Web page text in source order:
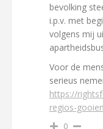
bevolking
i.p.v. met
volgens mij
Voor de
serieus
https://
regios-
0